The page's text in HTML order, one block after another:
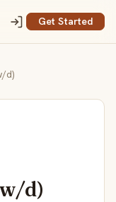
Get Started
d)
d)